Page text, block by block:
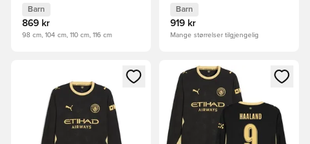
Barn
869 kr
98 cm, 104 cm, 110 cm, 116 cm
Barn
919 kr
Mange størrelser tilgjengelig
Åpner en Modal for å logge inn eller registrere deg som
Åpner en Modal for å logge